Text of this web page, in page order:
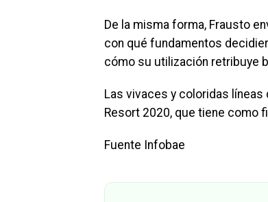
De la misma forma, Frausto
con qué fundamentos
cómo su utilización retribuye
Las vivaces y coloridas
Resort 2020, que tiene como
Fuente Infobae